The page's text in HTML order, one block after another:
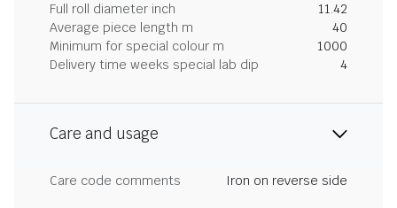
Full roll diameter inch
11.42
Average piece length m
40
Minimum for special colour m
1000
Delivery time weeks special lab dip
4
Care and usage
Care code comments Iron on reverse side